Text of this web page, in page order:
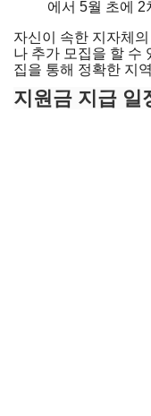
에서 5월 초에 2
자신이 속한 지자체
나 추가 모집을 할 수
집을 통해 정확한 지
지원금 지급 일